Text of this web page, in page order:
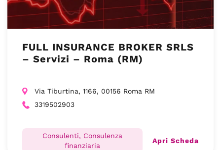
FULL INSURANCE BROKER SRLS
– Servizi – Roma (RM)
Via Tiburtina, 1166, 00156 Roma RM
3319502903
Consulenti, Consulenza
finanziaria
Apri Scheda